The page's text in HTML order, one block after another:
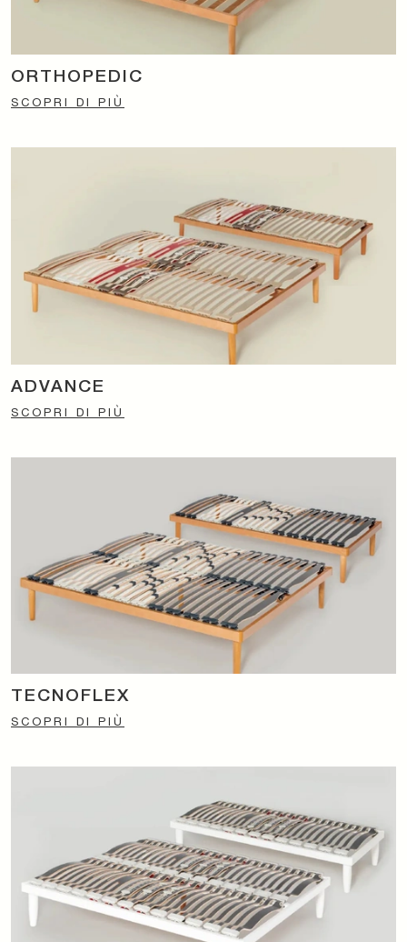
ORTHOPEDIC
SCOPRI DI PIÙ
ADVANCE
SCOPRI DI PIÙ
TECNOFLEX
SCOPRI DI PIÙ